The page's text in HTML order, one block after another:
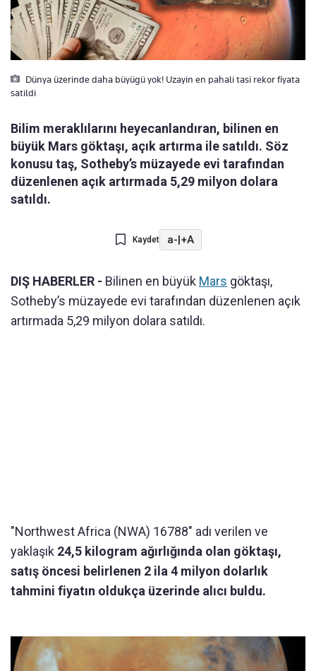
Dünya üzerinde daha büyügü yok! Uzayin en pahali tasi rekor fiyata
satildi
Bilim meraklılarını heyecanlandıran, bilinen en
büyük Mars göktaşı, açık artırma ile satıldı. Söz
konusu taş, Sotheby’s müzayede evi tarafından
düzenlenen açık artırmada 5,29 milyon dolara
satıldı.
Kaydet a-|+A
DIŞ HABERLER - Bilinen en büyük Mars göktaşı,
Sotheby’s müzayede evi tarafından düzenlenen açık
artırmada 5,29 milyon dolara satıldı.
"Northwest Africa (NWA) 16788" adı verilen ve
yaklaşık 24,5 kilogram ağırlığında olan göktaşı,
satış öncesi belirlenen 2 ila 4 milyon dolarlık
tahmini fiyatın oldukça üzerinde alıcı buldu.